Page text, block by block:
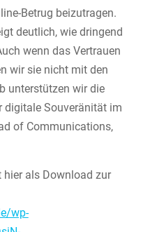
Betrug beizutragen.
deutlich, wie dringend
wenn das Vertrauen
wir sie nicht mit den
unterstützen wir die
digitale Souveränität im
of Communications,
hier als Download zur
wp-